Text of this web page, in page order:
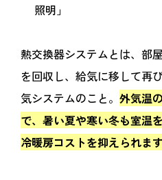
照明」
熱交換器システムとは、部
を回収し、給気に移して再
気システムのこと。 外気温
で、暑い夏や寒い冬も室温
冷暖房コストを抑えられます